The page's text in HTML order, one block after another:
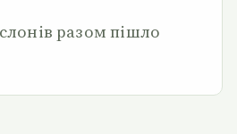
разом пішло